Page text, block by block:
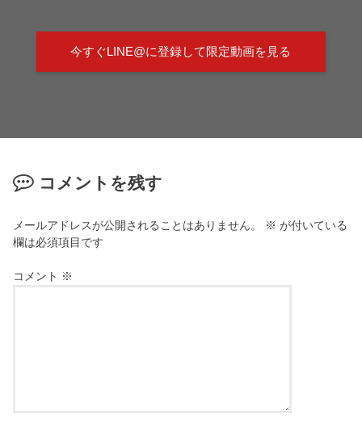
今すぐLINE@に登録して限定動画を見る
コメントを残す
メールアドレスが公開されることはありません。 ※ が付いている
欄は必須項目です
コメント ※